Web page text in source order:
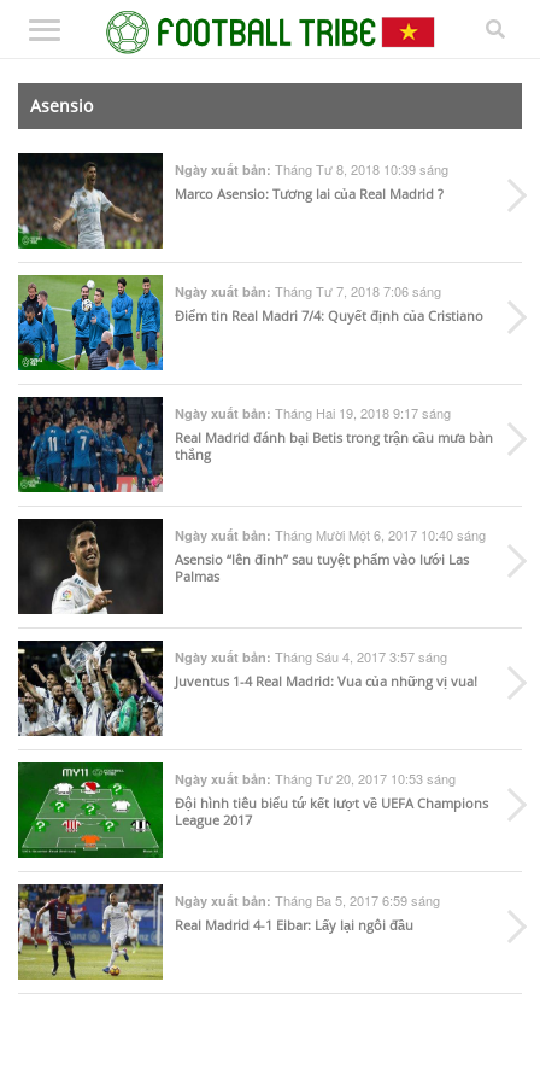
Asensio
Ngày xuất bản: Tháng Tư 8, 2018 10:39 sáng
Marco Asensio: Tương lai của Real Madrid ?
Ngày xuất bản: Tháng Tư 7, 2018 7:06 sáng
Điểm tin Real Madri 7/4: Quyết định của Cristiano
Ngày xuất bản: Tháng Hai 19, 2018 9:17 sáng
Real Madrid đánh bại Betis trong trận cầu mưa bàn
thắng
Ngày xuất bản: Tháng Mười Một 6, 2017 10:40 sáng
Asensio “lên đỉnh” sau tuyệt phẩm vào lưới Las
Palmas
Ngày xuất bản: Tháng Sáu 4, 2017 3:57 sáng
Juventus 1-4 Real Madrid: Vua của những vị vua!
Ngày xuất bản: Tháng Tư 20, 2017 10:53 sáng
Đội hình tiêu biểu tứ kết lượt về UEFA Champions
League 2017
Ngày xuất bản: Tháng Ba 5, 2017 6:59 sáng
Real Madrid 4-1 Eibar: Lấy lại ngôi đầu